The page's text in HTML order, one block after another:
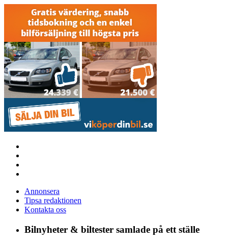
Annonsera
Tipsa redaktionen
Kontakta oss
Bilnyheter & biltester samlade på ett ställe